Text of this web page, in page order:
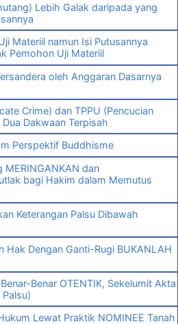
Lebih Galak daripada yang
Materiil namun Isi Putusannya
Pemohon Uji Materiil
oleh Anggaran Dasarnya
Crime) dan TPPU (Pencucian
Dakwaan Terpisah
Perspektif Buddhisme
MERINGANKAN dan
bagi Hakim dalam Memutus
Keterangan Palsu Dibawah
Hak Dengan Ganti-Rugi BUKANLAH
Benar OTENTIK, Sekelumit Akta
Palsu)
Lewat Praktik NOMINEE Tanah